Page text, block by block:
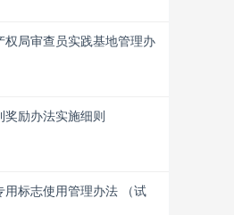
权局审查员实践基地管理办
奖励办法实施细则
用标志使用管理办法 （试